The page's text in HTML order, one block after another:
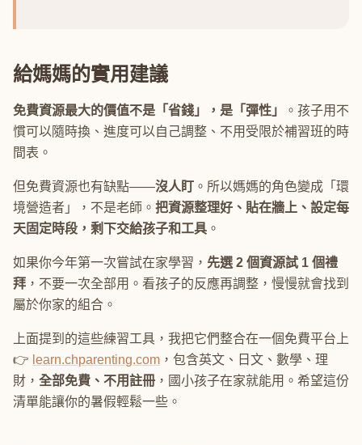
給媽媽的實用建議
免費資源最大的價值不是「省錢」，是「彈性」
。孩子用不
慣可以隨時換、進度可以自己調整、不用受限於補習班的時
間表。
但免費資源也有缺點——沒人盯 。所以媽媽的角色變成「環
境營造者」，不是老師。 把資源整理好、貼在牆上、設定每
天固定時段，剩下交給孩子和工具 。
如果你今年第一次嘗試在家學習， 先選 2 個資源試 1 個禮
拜 ，不要一次全部用。看孩子的反應再調整，慢慢就會找到
屬於你家的組合。
上面提到的這些練習工具，我把它們整合在一個免費平台上
👉 learn.chparenting.com ，包含英文、日文、數學、理
財， 全部免費、不用註冊 ，國小孩子在家就能用。希望這份
清單能讓你的暑假輕鬆一些。